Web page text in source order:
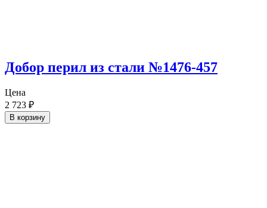
Добор перил из стали №1476-457
Цена
2 723 ₽
В корзину